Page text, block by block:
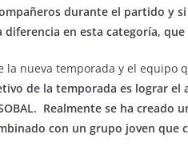
durante el partido y
en esta categoría,
la nueva temporada y el equipo
de la temporada es lograr
Realmente se ha
con un grupo joven que